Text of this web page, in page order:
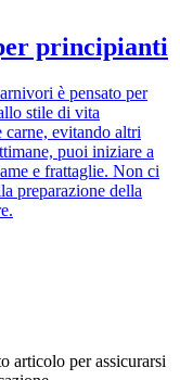
principianti
è pensato per
stile di vita
evitando altri
puoi iniziare a
e frattaglie. Non ci
preparazione della
articolo per assicurarsi